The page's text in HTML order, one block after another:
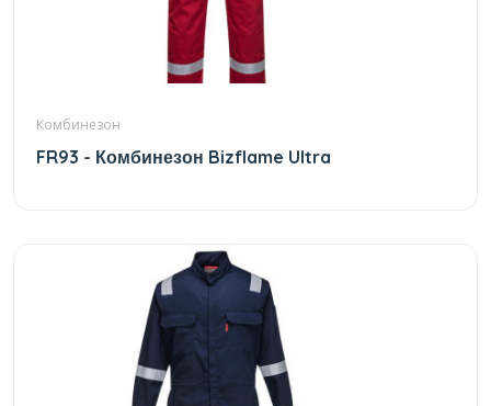
Комбинезон
FR93 - Комбинезон Bizflame Ultra